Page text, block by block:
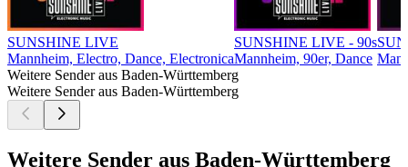
SUNSHINE LIVE
Mannheim, Electro, Dance, Electronica
SUNSHINE LIVE - 90s
Mannheim, 90er, Dance
Weitere Sender aus Baden-Württemberg
Weitere Sender aus Baden-Württemberg
Weitere Sender aus Baden-Württemberg